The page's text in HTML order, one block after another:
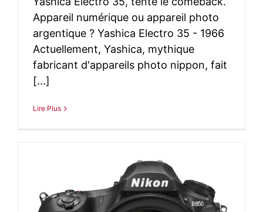
Appareil numérique ou appareil photo
argentique ? Yashica Electro 35 - 1966
Actuellement, Yashica, mythique
fabricant d'appareils photo nippon, fait
[...]
Lire Plus